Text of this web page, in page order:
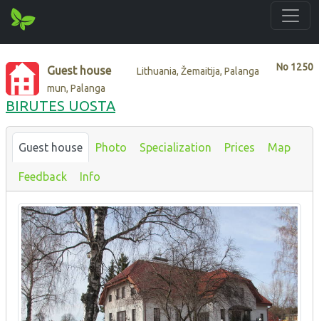
No 1250
Guest house
Lithuania, Žemaitija, Palanga
mun, Palanga
BIRUTES UOSTA
Guest house Photo Specialization Prices Map
Feedback Info